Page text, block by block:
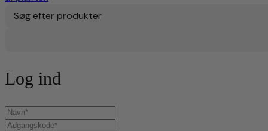
Søg efter produkter
Log ind